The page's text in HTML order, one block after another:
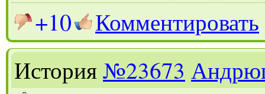
+10
Комментировать
История№23673